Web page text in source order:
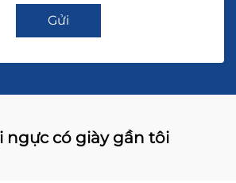
Gửi
ngực có giày gần tôi